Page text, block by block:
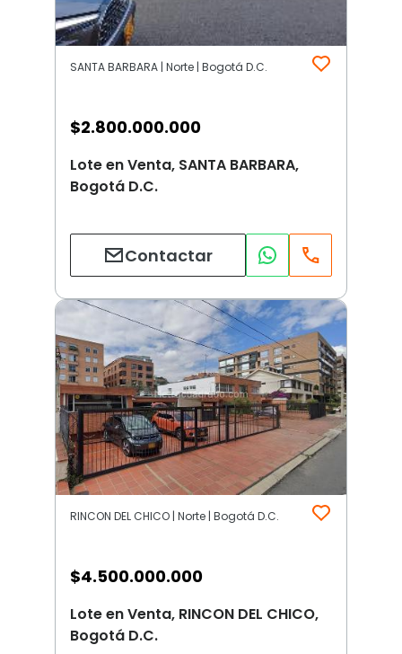
SANTA BARBARA | Norte | Bogotá D.C.
$2.800.000.000
Lote en Venta, SANTA BARBARA,
Bogotá D.C.
Contactar
RINCON DEL CHICO | Norte | Bogotá D.C.
$4.500.000.000
Lote en Venta, RINCON DEL CHICO,
Bogotá D.C.